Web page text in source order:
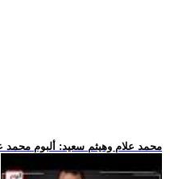
.. محمد علام وهيثم سعيد: ألبوم محمد